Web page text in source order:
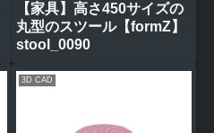
【家具】高さ450サイズの
丸型のスツール【formZ】
stool_0090
3D CAD